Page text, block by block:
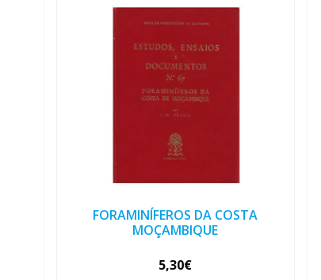
FORAMINÍFEROS DA COSTA
MOÇAMBIQUE
5,30€